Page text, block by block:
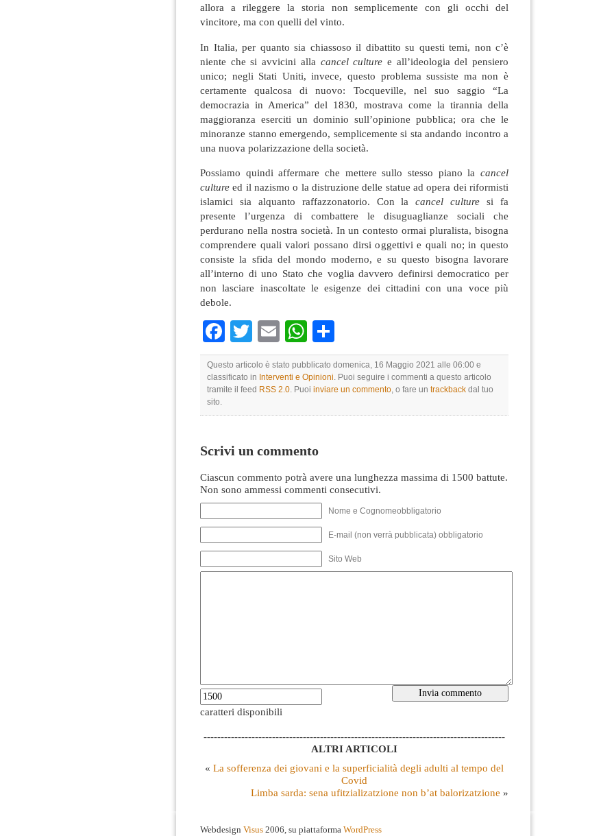
allora a rileggere la storia non semplicemente con gli occhi del
vincitore, ma con quelli del vinto.
In Italia, per quanto sia chiassoso il dibattito su questi temi, non c’è
niente che si avvicini alla cancel culture e all’ideologia del pensiero
unico; negli Stati Uniti, invece, questo problema sussiste ma non è
certamente qualcosa di nuovo: Tocqueville, nel suo saggio “La
democrazia in America” del 1830, mostrava come la tirannia della
maggioranza eserciti un dominio sull’opinione pubblica; ora che le
minoranze stanno emergendo, semplicemente si sta andando incontro a
una nuova polarizzazione della società.
Possiamo quindi affermare che mettere sullo stesso piano la cancel
culture ed il nazismo o la distruzione delle statue ad opera dei riformisti
islamici sia alquanto raffazzonatorio. Con lacancel culture si fa
presente l’urgenza di combattere le disuguaglianze sociali che
perdurano nella nostra società. In un contesto ormai pluralista, bisogna
comprendere quali valori possano dirsi oggettivi e quali no; in questo
consiste la sfida del mondo moderno, e su questo bisogna lavorare
all’interno di uno Stato che voglia davvero definirsi democratico per
non lasciare inascoltate le esigenze dei cittadini con una voce più
debole.
Facebook
TwitterEmailWhatsApp
Questo articolo è stato pubblicato domenica, 16 Maggio 2021 alle 06:00 e
classificato in Interventi e Opinioni. Puoi seguire i commenti a questo articolo
tramite il feed RSS 2.0. Puoi inviare un commento, o fare un trackback dal tuo
sito.
Scrivi un commento
Ciascun commento potrà avere una lunghezza massima di 1500 battute.
Non sono ammessi commenti consecutivi.
Nome e Cognomeobbligatorio
E-mail (non verrà pubblicata) obbligatorio
Sito Web
caratteri disponibili
----------------------------------------------------------------------------------------
ALTRI ARTICOLI
« La sofferenza dei giovani e la superficialità degli adulti al tempo del
Covid
Limba sarda: sena ufitzializatzione non b’at balorizatzione »
Webdesign Visus 2006, su piattaforma WordPress